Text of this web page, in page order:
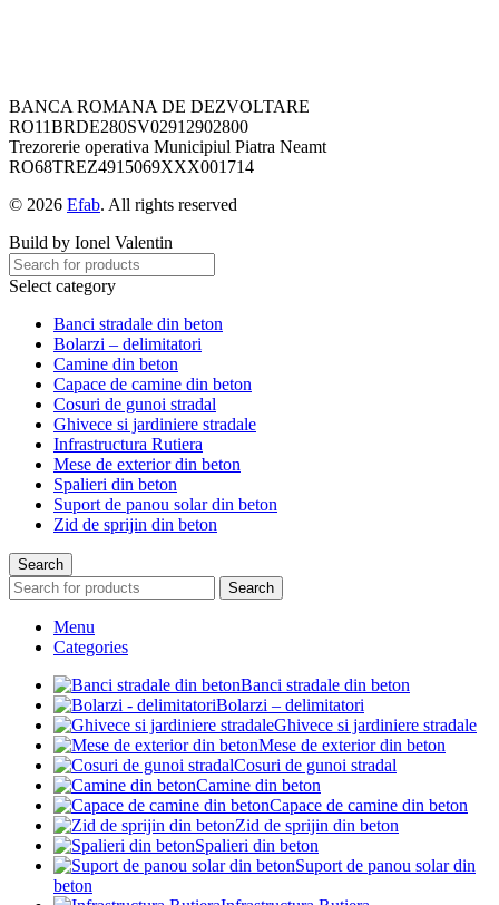
BANCA ROMANA DE DEZVOLTARE
RO11BRDE280SV02912902800
Trezorerie operativa Municipiul Piatra Neamt
RO68TREZ4915069XXX001714
© 2026 Efab. All rights reserved
Build by Ionel Valentin
Select category
Banci stradale din beton
Bolarzi – delimitatori
Camine din beton
Capace de camine din beton
Cosuri de gunoi stradal
Ghivece si jardiniere stradale
Infrastructura Rutiera
Mese de exterior din beton
Spalieri din beton
Suport de panou solar din beton
Zid de sprijin din beton
Search
Search
Menu
Categories
Banci stradale din beton
Bolarzi – delimitatori
Ghivece si jardiniere stradale
Mese de exterior din beton
Cosuri de gunoi stradal
Camine din beton
Capace de camine din beton
Zid de sprijin din beton
Spalieri din beton
Suport de panou solar din
beton